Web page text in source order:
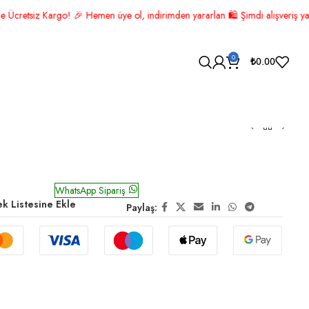
ol, indirimden yararlan 🛍️ Şimdi alışveriş yap! 🚚 ÜCRETSİZ KARGO!
0 ₺0.00
WhatsApp Sipariş
Listesine Ekle
Paylaş: